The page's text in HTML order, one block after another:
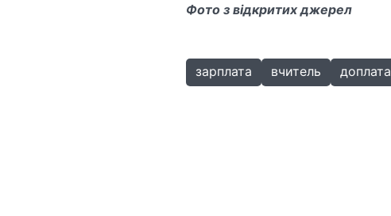
Фото з відкритих джерел
зарплата вчитель доплата